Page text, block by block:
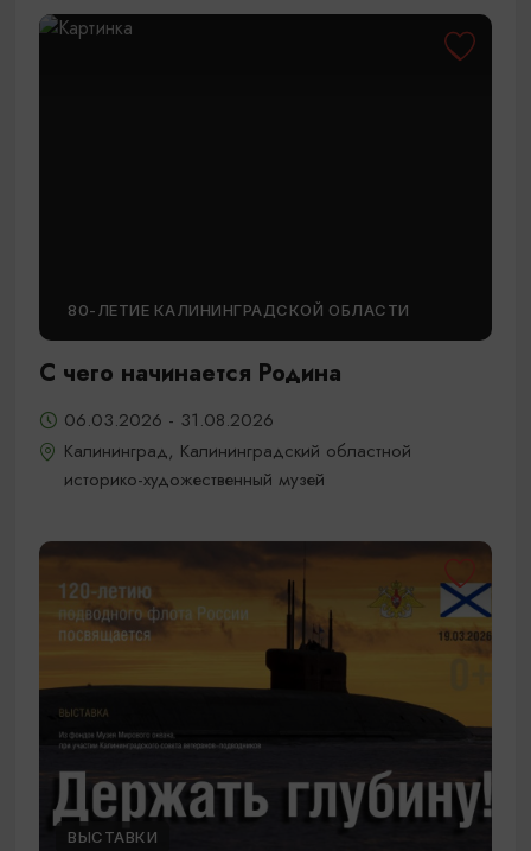
80-ЛЕТИЕ КАЛИНИНГРАДСКОЙ ОБЛАСТИ
С чего начинается Родина
06.03.2026 - 31.08.2026
Калининград, Калининградский областной
историко-художественный музей
ВЫСТАВКИ